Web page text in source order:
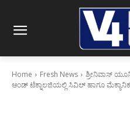
Home Fresh News
ಶ್ರೀನಿವಾಸ್
ಆಂಡ್ ಟೆಕ್ನಾಲಜಿಯಲ್ಲಿ ಸಿವಿಲ್ ಹಾಗೂ